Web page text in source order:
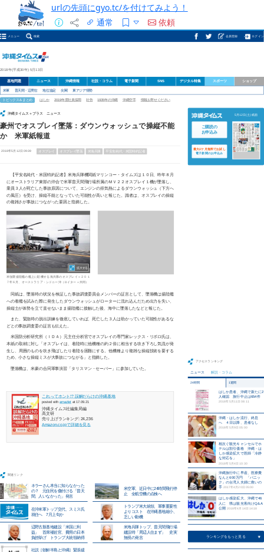
urlの先頭にgyo.tc/を付けてみよう！
通常
依頼